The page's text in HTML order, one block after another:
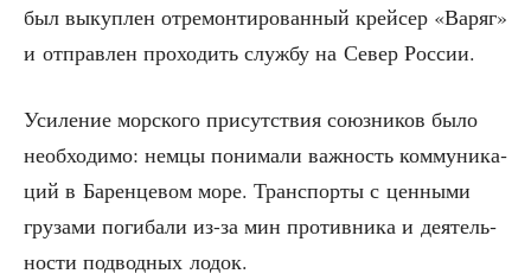
был выкуп­лен отре­мон­ти­ро­ван­ный крей­сер «Варяг»
и отправ­лен про­хо­дить служ­бу на Север России.
Уси­ле­ние мор­ско­го при­сут­ствия союз­ни­ков было
необ­хо­ди­мо: нем­цы пони­ма­ли важ­ность ком­му­ни­ка­
ций в Барен­це­вом море. Транс­пор­ты с цен­ны­ми
гру­за­ми поги­ба­ли из-за мин про­тив­ни­ка и дея­тель­
но­сти под­вод­ных лодок.